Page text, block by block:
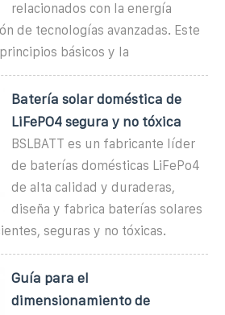
relacionados con la energía
de tecnologías avanzadas. Este
básicos y la
Batería solar doméstica de
LiFePO4 segura y no tóxica
BSLBATT es un fabricante líder
de baterías domésticas LiFePo4
de alta calidad y duraderas,
diseña y fabrica baterías solares
seguras y no tóxicas.
Guía para el
dimensionamiento de